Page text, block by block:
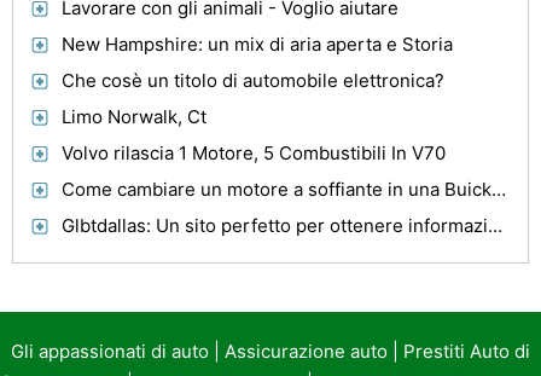
Lavorare con gli animali - Voglio aiutare
New Hampshire: un mix di aria aperta e Storia
Che cosè un titolo di automobile elettronica?
Limo Norwalk, Ct
Volvo rilascia 1 Motore, 5 Combustibili In V70
Come cambiare un motore a soffiante in una Buick Lesabre del 2002
Glbtdallas: Un sito perfetto per ottenere informazioni complete su Racconti di viaggio
Gli appassionati di auto Assicurazione auto
Prestiti Auto di